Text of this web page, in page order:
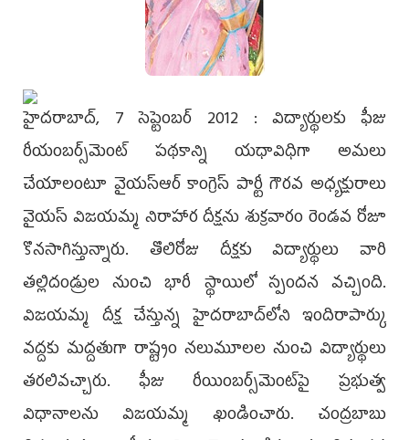
హైదరాబాద్‌, 7 సెప్టెంబర్‌ 2012 : విద్యార్థులకు ఫీజు
రీయంబర్స్‌మెంట్‌ పథకాన్ని యధావిధిగా అమలు
చేయాలంటూ వైయస్‌ఆర్‌ కాంగ్రెస్‌ పార్టీ గౌరవ అధ్యక్షురాలు
వైయస్ విజయమ్మ నిరాహార దీక్షను శుక్రవారం రెండవ రోజూ
కొనసాగిస్తున్నారు. తొలిరోజు దీక్షకు విద్యార్థులు వారి
తల్లిదండ్రుల నుంచి భారీ స్థాయిలో స్పందన వచ్చింది.
విజయమ్మ దీక్ష చేస్తున్న హైదరాబాద్‌లోని ఇందిరాపార్కు
వద్దకు మద్దతుగా రాష్ట్రం నలుమూలల నుంచి విద్యార్థులు
తరలివచ్చారు. ఫీజు రీయింబర్స్‌మెంట్‌పై ప్రభుత్వ
విధానాలను విజయమ్మ ఖండించారు. చంద్రబాబు